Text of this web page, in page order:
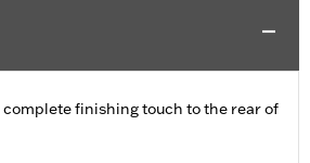
finishing touch to the rear of